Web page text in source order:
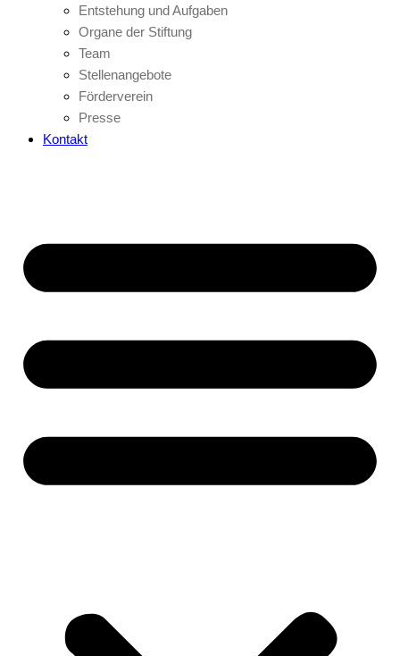
Entstehung und Aufgaben
Organe der Stiftung
Team
Stellenangebote
Förderverein
Presse
Kontakt